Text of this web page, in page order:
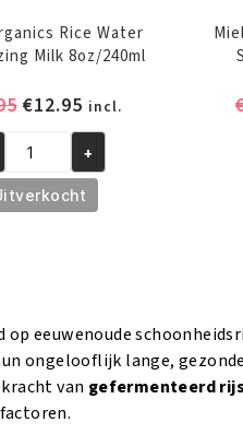
Rice Water
Milk 8oz/240ml
Oorspronkelijke
was:
€13.95.
€12.95Huidige
prijs
is:
€12.95.
incl.
+
op eeuwenoude
ongelooflijk lange,
van gefermenteerd